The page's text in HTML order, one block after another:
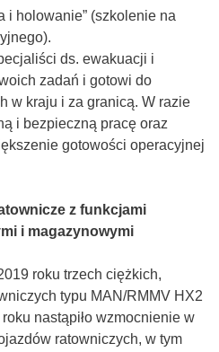
i holowanie” (szkolenie na
ds. ewakuacji i
zadań i gotowi do
w kraju i za granicą. W razie
i bezpieczną pracę oraz
gotowości operacyjnej
z funkcjami
i magazynowymi
roku trzech ciężkich,
typu MAN/RMMV HX2
nastąpiło wzmocnienie w
ratowniczych, w tym